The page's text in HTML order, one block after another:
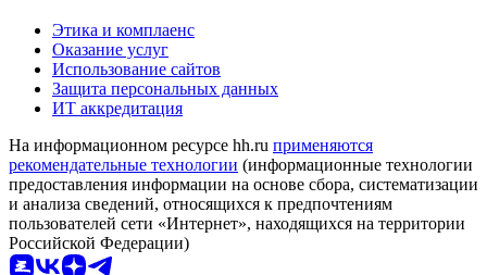
Этика и комплаенс
Оказание услуг
Использование сайтов
Защита персональных данных
ИТ аккредитация
На информационном ресурсе hh.ru применяются
рекомендательные технологии (информационные технологии
предоставления информации на основе сбора, систематизации
и анализа сведений, относящихся к предпочтениям
пользователей сети «Интернет», находящихся на территории
Российской Федерации)